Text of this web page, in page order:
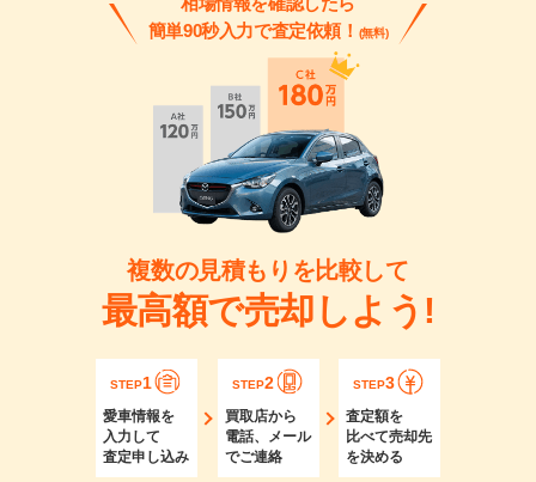
簡単90秒入力で査定依頼！ (無料)
複数の見積もりを比較して
最高額で売却しよう!
STEP1
愛車情報を
入力して
査定申し込み
STEP2
買取店から
電話、メール
でご連絡
STEP3
査定額を
比べて売却先
を決める